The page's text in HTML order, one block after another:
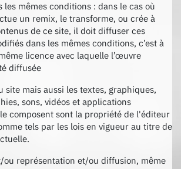
les mêmes conditions : dans le cas où
un remix, le transforme, ou crée à
de ce site, il doit diffuser ces
dans les mêmes conditions, c’est à
licence avec laquelle l’œuvre
diffusée
site mais aussi les textes, graphiques,
sons, vidéos et applications
composent sont la propriété de l'éditeur
tels par les lois en vigueur au titre de
ou représentation et/ou diffusion, même